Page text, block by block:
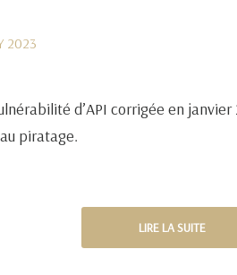
2023
d’API corrigée en
piratage.
LIRE LA SUITE